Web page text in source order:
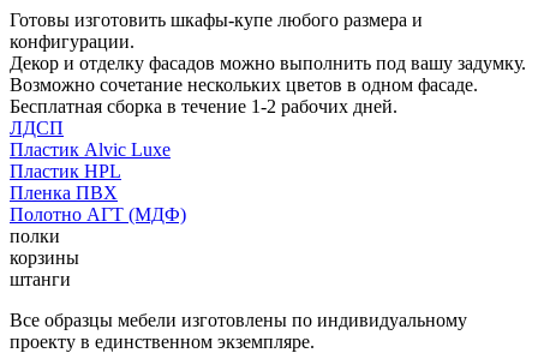
Готовы изготовить шкафы-купе любого размера и
конфигурации.
Декор и отделку фасадов можно выполнить под вашу задумку.
Возможно сочетание нескольких цветов в одном фасаде.
Бесплатная сборка в течение 1-2 рабочих дней.
ЛДСП
Пластик Alvic Luxe
Пластик HPL
Пленка ПВХ
Полотно АГТ (МДФ)
полки
корзины
штанги
Все образцы мебели изготовлены по индивидуальному
проекту в единственном экземпляре.